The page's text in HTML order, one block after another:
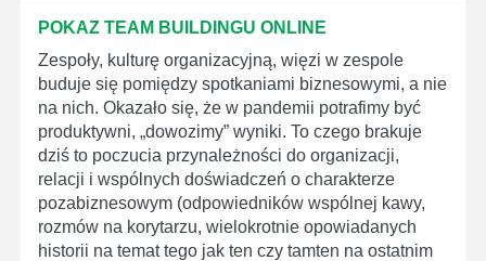
POKAZ TEAM BUILDINGU ONLINE
Zespoły, kulturę organizacyjną, więzi w zespole
buduje się pomiędzy spotkaniami biznesowymi, a nie
na nich. Okazało się, że w pandemii potrafimy być
produktywni, „dowozimy” wyniki. To czego brakuje
dziś to poczucia przynależności do organizacji,
relacji i wspólnych doświadczeń o charakterze
pozabiznesowym (odpowiedników wspólnej kawy,
rozmów na korytarzu, wielokrotnie opowiadanych
historii na temat tego jak ten czy tamten na ostatnim